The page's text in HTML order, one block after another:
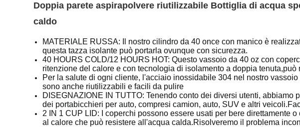
Doppia parete aspirapolvere riutilizzabile Bottiglia di acqua
caldo
MATERIALE RUSSA: Il nostro cilindro da 40 once con manico è
questa tazza isolante può portarla ovunque con sicurezza.
40 HOURS COLD/12 HOURS HOT: Questo vassoio da 40 oz con
ritenzione del calore e con tecnologia di isolamento a doppia
Per la salute di ogni cliente, l'acciaio inossidabile 304 nel nostro
sono anche riutilizzabili e facili da pulire
DISEGNAZIONE IN TUTTO: Tenendo conto dei diversi utenti,
dei portabicchieri per auto, compresi camion, auto, SUV e altri
2 IN 1 CUP LID: I coperchi possono essere usati per bere direttamente
al calore che può resistere all'acqua calda.Risolveremo il problema